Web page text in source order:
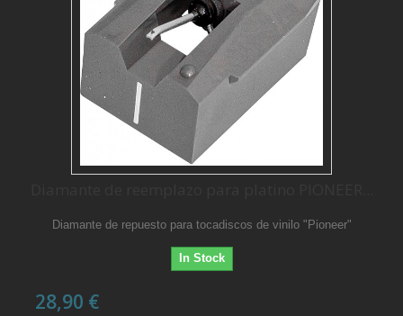
Diamante de repuesto para tocadiscos de vinilo "Pioneer"
In Stock
28,90 €